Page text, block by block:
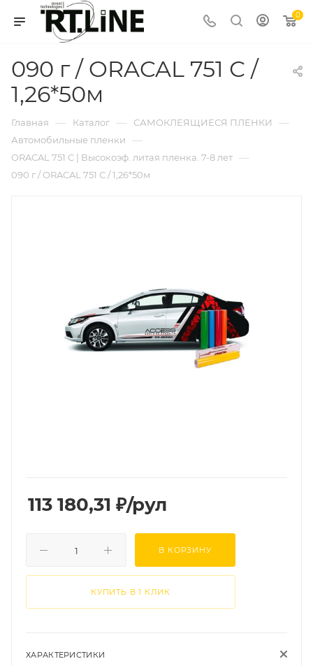
0
090 г / ORACAL 751 С /
1,26*50м
Главная — Каталог — САМОКЛЕЯЩИЕСЯ ПЛЕНКИ —
Автомобильные пленки —
ORACAL 751 C | Высокоэф. литая пленка. 7-8 лет —
090 г / ORACAL 751 С / 1,26*50м
113 180,31 ₽/рул
В КОРЗИНУ
КУПИТЬ В 1 КЛИК
ХАРАКТЕРИСТИКИ